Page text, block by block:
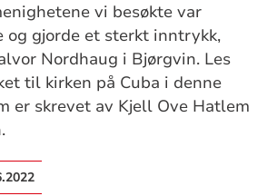
vi besøkte var
og gjorde et sterkt inntrykk,
Nordhaug i Bjørgvin. Les
til kirken på Cuba i denne
er skrevet av Kjell Ove Hatlem